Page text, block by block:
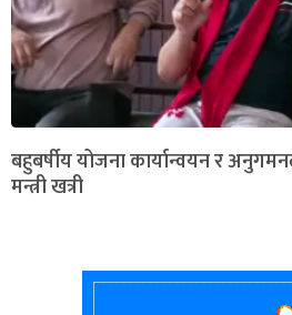
बहुबर्षीय योजना कार्यान्वयन र
मन्त्री खत्री